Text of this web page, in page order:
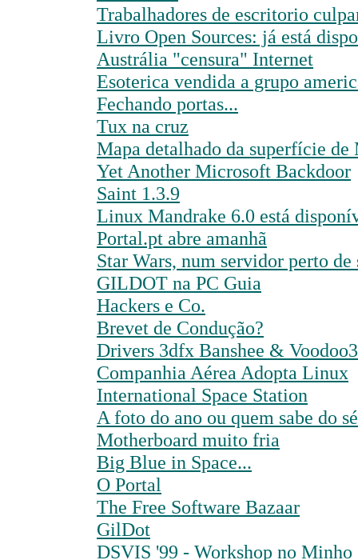
Trabalhadores de escritorio
Livro Open Sources: já está
Austrália "censura" Internet
Esoterica vendida a grupo
Fechando portas...
Tux na cruz
Mapa detalhado da superfície de
Yet Another Microsoft Backdoor
Saint 1.3.9
Linux Mandrake 6.0 está
Portal.pt abre amanhã
Star Wars, num servidor perto de
GILDOT na PC Guia
Hackers e Co.
Brevet de Condução?
Drivers 3dfx Banshee &
Companhia Aérea Adopta Linux
International Space Station
A foto do ano ou quem sabe do
Motherboard muito fria
Big Blue in Space...
O Portal
The Free Software Bazaar
GilDot
DSVIS '99 - Workshop no Minho